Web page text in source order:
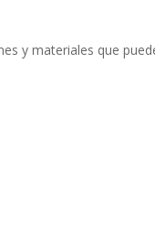
y materiales que